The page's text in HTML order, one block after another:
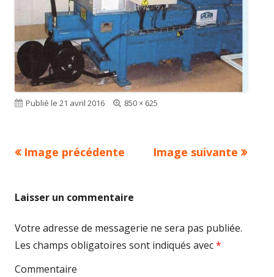
Publié le 21 avril 2016
Taille
850 × 625
Image précédente Image suivante
Laisser un commentaire
Votre adresse de messagerie ne sera pas publiée.
Les champs obligatoires sont indiqués avec*
Commentaire